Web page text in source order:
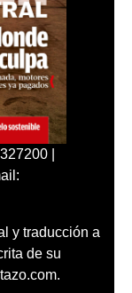
|
y traducción a
de su